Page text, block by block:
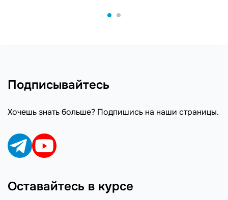
Подписывайтесь
Хочешь знать больше? Подпишись на наши страницы.
Оставайтесь в курсе